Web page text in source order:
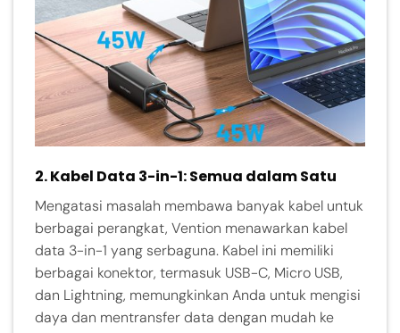
2.Kabel Data 3-in-1: Semua dalam Satu
Mengatasi masalah membawa banyak kabel untuk
berbagai perangkat, Vention menawarkan kabel
data 3-in-1 yang serbaguna. Kabel ini memiliki
berbagai konektor, termasuk USB-C, Micro USB,
dan Lightning, memungkinkan Anda untuk mengisi
daya dan mentransfer data dengan mudah ke